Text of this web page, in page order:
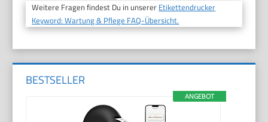
Weitere Fragen findest Du in unserer Etikettendrucker
Keyword: Wartung & Pflege FAQ-Übersicht.
BESTSELLER
ANGEBOT